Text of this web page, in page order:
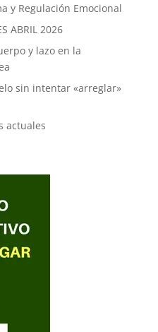
y Regulación Emocional
ABRIL 2026
y lazo en la
sin intentar «arreglar»
actuales